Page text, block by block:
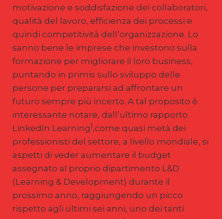
motivazione e soddisfazione dei collaboratori,
qualità del lavoro, efficienza dei processi e
quindi competitività dell’organizzazione. Lo
sanno bene le imprese che investono sulla
formazione per migliorare il loro business,
puntando in primis sullo sviluppo delle
persone per prepararsi ad affrontare un
futuro sempre più incerto. A tal proposito è
interessante notare, dall’ultimo rapporto
LinkedIn Learning1,come quasi metà dei
professionisti del settore, a livello mondiale, si
aspetti di veder aumentare il budget
assegnato al proprio dipartimento L&D
(Learning & Development) durante il
prossimo anno, raggiungendo un picco
rispetto agli ultimi sei anni, uno dei tanti